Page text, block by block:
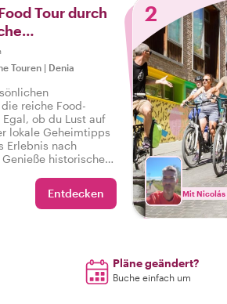
Tour durch
versteckte
Touren | Denia
reiche Food-
ob du Lust auf
lokale Geheimtipps
Erlebnis nach
historische
probierst. Buche
und bezahle das
und köstlich!
Entdecken
2
Mit Nicolás
Pläne geändert?
Buche einfach um